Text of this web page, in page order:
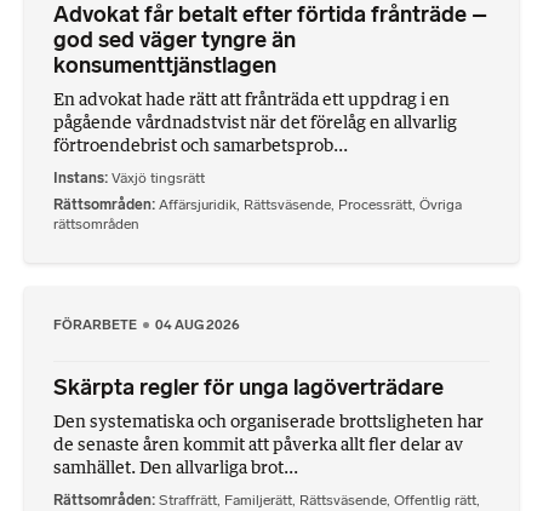
Advokat får betalt efter förtida frånträde –
god sed väger tyngre än
konsumenttjänstlagen
En advokat hade rätt att frånträda ett uppdrag i en
pågående vårdnadstvist när det förelåg en allvarlig
förtroendebrist och samarbetsprob...
Instans Växjö tingsrätt
Rättsområden Affärsjuridik Rättsväsende Processrätt Övriga
rättsområden
FÖRARBETE 04 AUG 2026
Skärpta regler för unga lagöverträdare
Den systematiska och organiserade brottsligheten har
de senaste åren kommit att påverka allt fler delar av
samhället. Den allvarliga brot...
Rättsområden Straffrätt Familjerätt Rättsväsende Offentlig rätt